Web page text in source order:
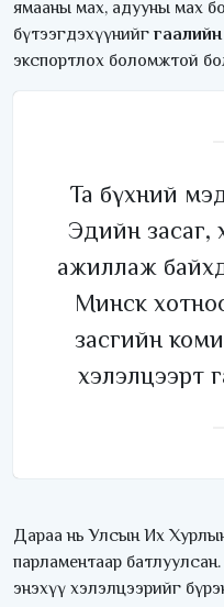
ямааны мах, адууны мах
бүтээгдэхүүнийг
экспортлох боломжтой
Та бүхний
Эдийн засаг,
ажиллаж
Минск
засгийн
хэлэлцээрт
Дараа нь Улсын Их
парламентаар
энэхүү хэлэлцээрийг